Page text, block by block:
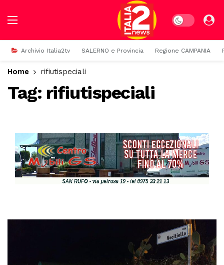
Dark mode
Archivio Italia2tv SALERNO e Provincia Regione CAMPANIA
Home rifiutispeciali
Tag: rifiutispeciali